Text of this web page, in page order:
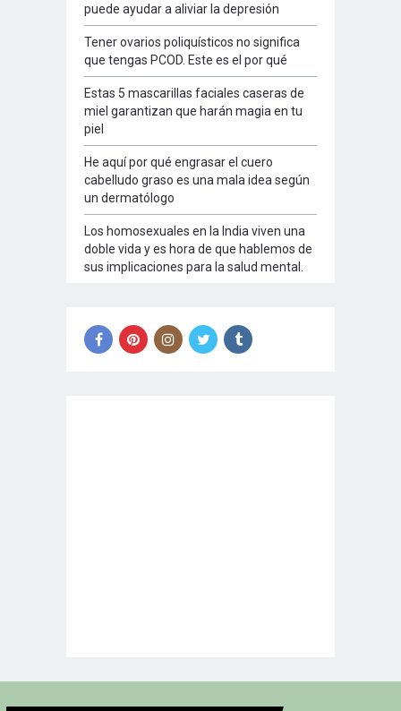
puede ayudar a aliviar la depresión
Tener ovarios poliquísticos no significa
que tengas PCOD. Este es el por qué
Estas 5 mascarillas faciales caseras de
miel garantizan que harán magia en tu
piel
He aquí por qué engrasar el cuero
cabelludo graso es una mala idea según
un dermatólogo
Los homosexuales en la India viven una
doble vida y es hora de que hablemos de
sus implicaciones para la salud mental.